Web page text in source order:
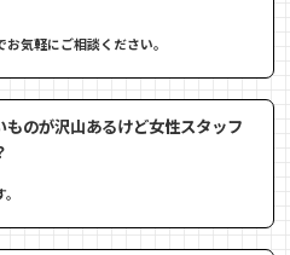
気軽にご相談ください。
のが沢山あるけど女性スタッフ